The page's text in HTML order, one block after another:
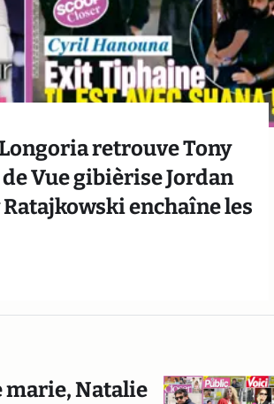
retrouve Tony
Vue gibièrise Jordan
enchaîne les
marie, Natalie